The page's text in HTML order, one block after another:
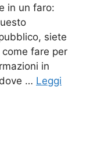
in un faro:
siete
fare per
in
… Leggi